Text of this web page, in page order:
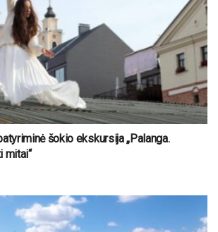
šokio ekskursija „Palanga.
mitai“